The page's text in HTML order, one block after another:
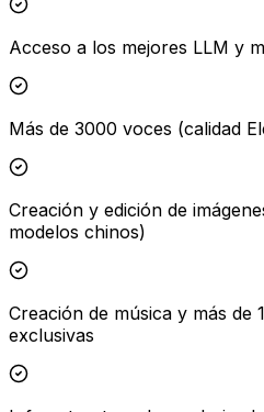
Acceso a los mejores LLM y
Más de 3000 voces (calidad
Creación y edición de
modelos chinos)
Creación de música y más de
exclusivas